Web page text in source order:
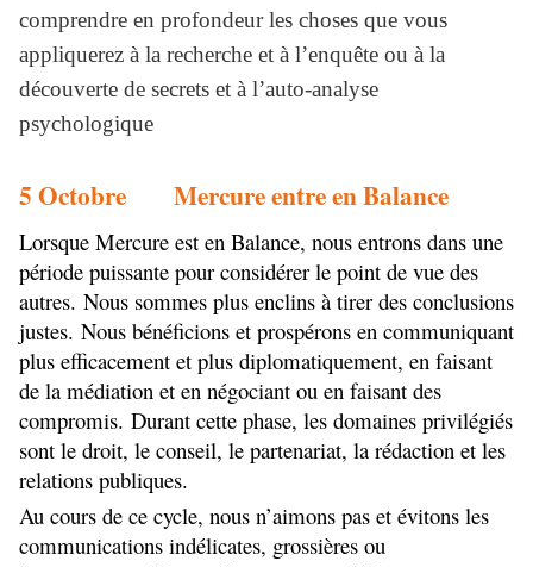
comprendre en profondeur les choses que vous
appliquerez à la recherche et à l’enquête ou à la
découverte de secrets et à l’auto-analyse
psychologique
5 Octobre Mercure entre en Balance
Lorsque Mercure est en Balance, nous entrons dans une
période puissante pour considérer le point de vue des
autres. Nous sommes plus enclins à tirer des conclusions
justes. Nous bénéficions et prospérons en communiquant
plus efficacement et plus diplomatiquement, en faisant
de la médiation et en négociant ou en faisant des
compromis. Durant cette phase, les domaines privilégiés
sont le droit, le conseil, le partenariat, la rédaction et les
relations publiques.
Au cours de ce cycle, nous n’aimons pas et évitons les
communications indélicates, grossières ou